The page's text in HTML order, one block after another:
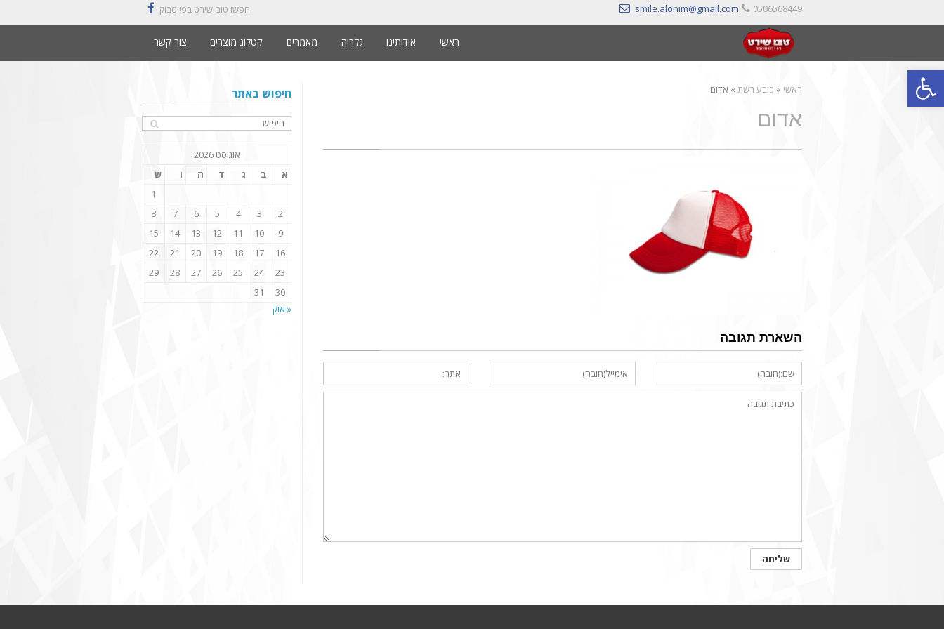
פתח סרגל נגישות
0506568449
smile.alonim@gmail.com חפשו טום שירט בפייסבוק
facebook
ראשי אודותינו גלריה מאמרים קטלוג מוצרים צור קשר
ראשי » כובע רשת » אדום
אדום
השארת תגובה
חיפוש באתר
אוגוסט 2026
א
ב ג ד ה ו
ש
1
2
3
4
5
6
7
8
9
10
11
12
13
14
15
16
17
18
19
20
21
22
23
24
25
26
27
28
29
30
31
« אוק